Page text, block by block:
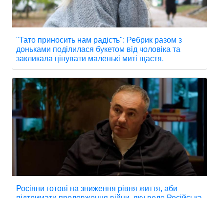
"Тато приносить нам радість": Ребрик разом з
доньками поділилася букетом від чоловіка та
закликала цінувати маленькі миті щастя.
Росіяни готові на зниження рівня життя, аби